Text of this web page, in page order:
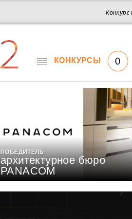
Конкурс
КОНКУРСЫ 0
ПОБЕДИТЕЛЬ
архитектурное бюро
PANACOM
Работ